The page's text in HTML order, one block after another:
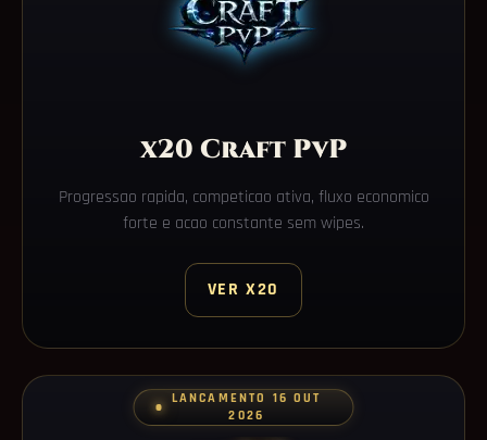
x20 Craft PvP
Progressao rapida, competicao ativa, fluxo economico
forte e acao constante sem wipes.
VER X20
LANCAMENTO 16 OUT
2026